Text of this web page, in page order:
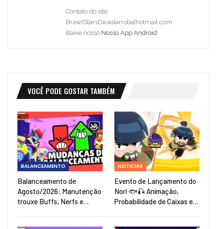
Contato do site:
BrawlStarsDicas[arroba]hotmail.com
Baixe nosso Nosso App Android
VOCÊ PODE GOSTAR TAMBÉM
BALANCEAMENTO
Balanceamento de
Agosto/2026: Manutenção
trouxe Buffs, Nerfs e…
NOTICIAS
Evento de Lançamento do
Nori 🐟🎣 Animação,
Probabilidade de Caixas e…